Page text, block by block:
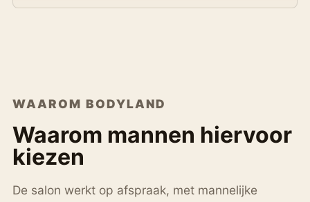
WAAROM BODYLAND
Waarom mannen hiervoor
kiezen
De salon werkt op afspraak, met mannelijke